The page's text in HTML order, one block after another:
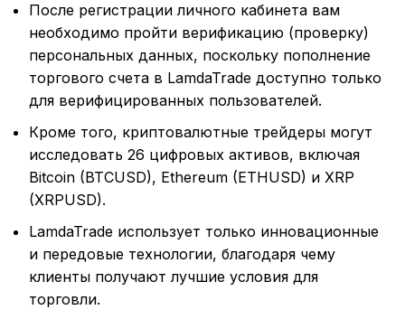
После регистрации личного кабинета вам
необходимо пройти верификацию (проверку)
персональных данных, поскольку пополнение
торгового счета в LamdaTrade доступно только
для верифицированных пользователей.
Кроме того, криптовалютные трейдеры могут
исследовать 26 цифровых активов, включая
Bitcoin (BTCUSD), Ethereum (ETHUSD) и XRP
(XRPUSD).
LamdaTrade использует только инновационные
и передовые технологии, благодаря чему
клиенты получают лучшие условия для
торговли.